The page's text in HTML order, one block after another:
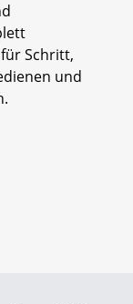
Schritt,
und